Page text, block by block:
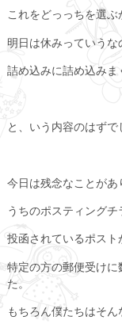
これをどっっちを選ぶ
明日は休みっていうな
詰め込みに詰め込みま
と、いう内容のはずで
今日は残念なことがあ
うちのポスティングチ
投函されているポスト
特定の方の郵便受け
た。
もちろん僕たちはそん